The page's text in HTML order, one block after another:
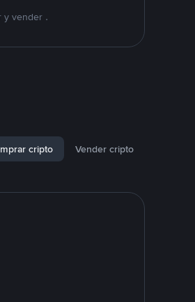
y vender .
cripto Vender cripto